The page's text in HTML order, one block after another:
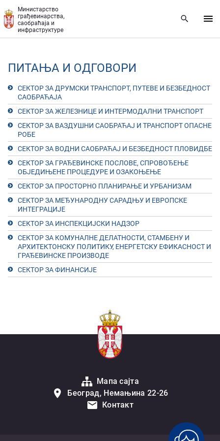
Министарство
грађевинарства,
саобраћаја и
инфраструктуре
ПИТАЊА И ОДГОВОРИ
СЕКТОР ЗА ДРУМСКИ ТРАНСПОРТ, ПУТЕВЕ И БЕЗБЕДНОСТ
САОБРАЋАЈА
СЕКТОР ЗА ЖЕЛЕЗНИЦЕ И ИНТЕРМОДАЛНИ ТРАНСПОРТ
СЕКТОР ЗА ВАЗДУШНИ САОБРАЋАЈ И ТРАНСПОРТ ОПАСНЕ
РОБЕ
СЕКТОР ЗА ВОДНИ САОБРАЋАЈ И БЕЗБЕДНОСТ ПЛОВИДБЕ
СЕКТОР ЗА ГРАЂЕВИНСКЕ ПОСЛОВЕ, СПРОВОЂЕЊЕ
ОБЈЕДИЊЕНЕ ПРОЦЕДУРЕ И ОЗАКОЊЕЊЕ
СЕКТОР ЗА ПРОСТОРНО ПЛАНИРАЊЕ И УРБАНИЗАМ
СЕКТОР ЗА МЕЂУНАРОДНУ САРАДЊУ И ЕВРОПСКЕ
ИНТЕГРАЦИЈЕ
СЕКТОР ЗА ИНСПЕКЦИЈСКИ НАДЗОР
СЕКТОР ЗА КОМУНАЛНЕ ДЕЛАТНОСТИ, СТАМБЕНУ И
АРХИТЕКТОНСКУ ПОЛИТИКУ, ЕНЕРГЕТСКУ ЕФИКАСНОСТ И
ГРАЂЕВИНСКЕ ПРОИЗВОДЕ
СЕКТОР ЗА ФИНАНСИЈЕ
Мапа сајта
Београд, Немањина 22-26
Контакт